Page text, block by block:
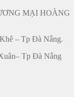
MẠI HOÀNG
– Tp Đà Nẵng.
Tp Đà Nẵng